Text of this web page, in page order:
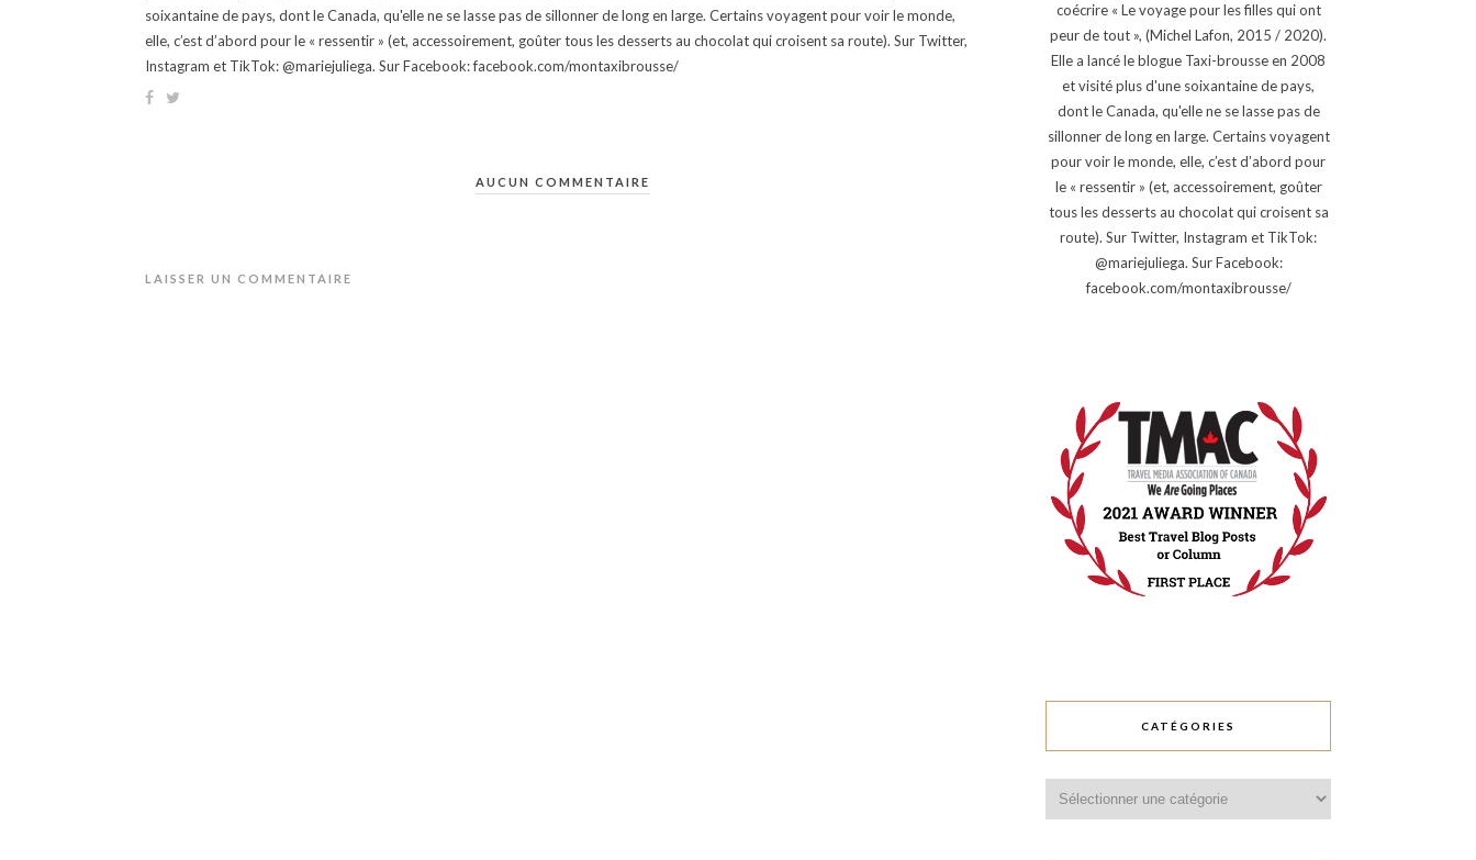
soixantaine de pays, dont le Canada, qu'elle ne se lasse pas de sillonner de long en large. Certains voyagent pour voir le monde,
elle, c’est d’abord pour le « ressentir » (et, accessoirement, goûter tous les desserts au chocolat qui croisent sa route). Sur Twitter,
Instagram et TikTok: @mariejuliega. Sur Facebook: facebook.com/montaxibrousse/
AUCUN COMMENTAIRE
LAISSER UN COMMENTAIRE
coécrire « Le voyage pour les filles qui ont
peur de tout », (Michel Lafon, 2015 / 2020).
Elle a lancé le blogue Taxi-brousse en 2008
et visité plus d'une soixantaine de pays,
dont le Canada, qu'elle ne se lasse pas de
sillonner de long en large. Certains voyagent
pour voir le monde, elle, c’est d’abord pour
le « ressentir » (et, accessoirement, goûter
tous les desserts au chocolat qui croisent sa
route). Sur Twitter, Instagram et TikTok:
@mariejuliega. Sur Facebook:
facebook.com/montaxibrousse/
CATÉGORIES